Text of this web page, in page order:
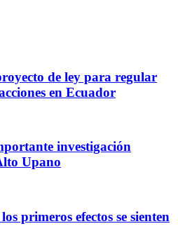
de ley para regular
en Ecuador
investigación
Upano
primeros efectos se sienten